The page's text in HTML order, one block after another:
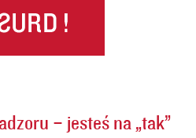
– jesteś na „tak”